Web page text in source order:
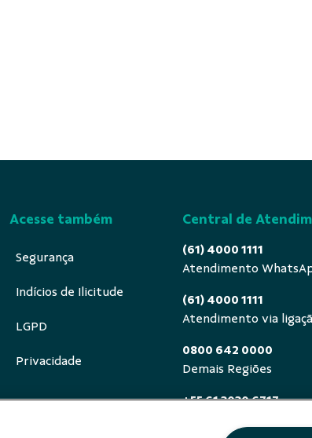
Acesse também
Segurança
Indícios de Ilicitude
LGPD
Privacidade
Central de
(61) 4000 1111
Atendimento
(61) 4000 1111
Atendimento via
0800 642 0000
Demais Regiões
+55 61 3030 6717